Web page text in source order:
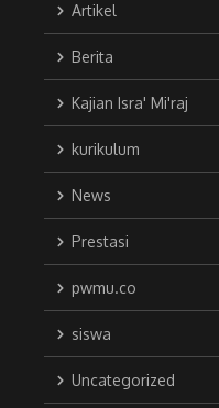
Artikel
Berita
Kajian Isra' Mi'raj
kurikulum
News
Prestasi
pwmu.co
siswa
Uncategorized